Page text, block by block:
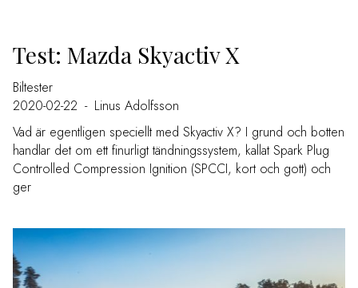
Test: Mazda Skyactiv X
Biltester
2020-02-22 - Linus Adolfsson
Vad är egentligen speciellt med Skyactiv X? I grund och botten
handlar det om ett finurligt tändningssystem, kallat Spark Plug
Controlled Compression Ignition (SPCCI, kort och gott) och
ger